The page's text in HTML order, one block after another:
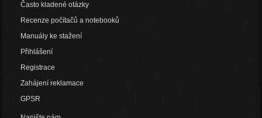
Často kladené otázky
Recenze počítačů a notebooků
Manuály ke stažení
Přihlášení
Registrace
Zahájení reklamace
GPSR